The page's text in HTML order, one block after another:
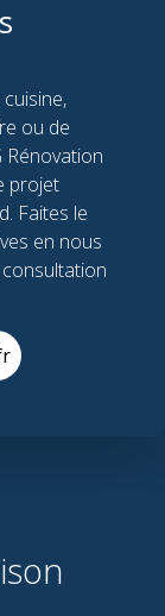
ou de
Rénovation
projet
Faites le
en nous